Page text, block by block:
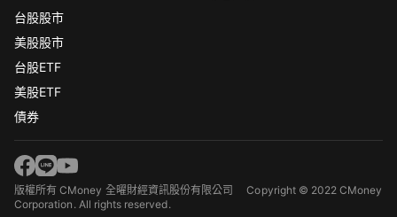
台股股市
美股股市
台股ETF
美股ETF
債券
版權所有 CMoney 全曜財經資訊股份有限公司Copyright © 2022 CMoney
Corporation. All rights reserved.